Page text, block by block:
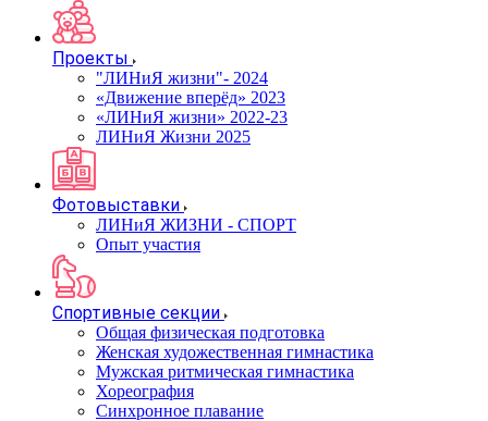
Проекты
"ЛИНиЯ жизни"- 2024
«Движение вперёд» 2023
«ЛИНиЯ жизни» 2022-23
ЛИНиЯ Жизни 2025
Фотовыставки
ЛИНиЯ ЖИЗНИ - СПОРТ
Опыт участия
Спортивные секции
Общая физическая подготовка
Женская художественная гимнастика
Мужская ритмическая гимнастика
Хореография
Синхронное плавание